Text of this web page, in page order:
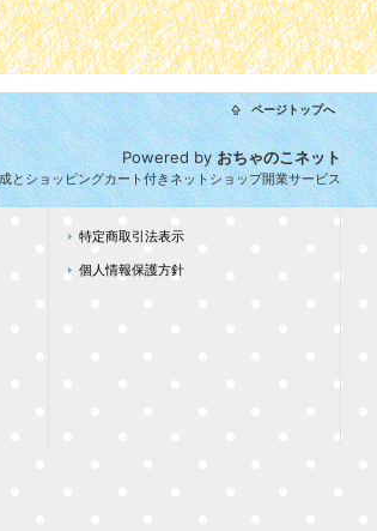
ページトップへ
Powered byおちゃのこネット
とショッピングカート付きネットショップ開業サービス
特定商取引法表示
個人情報保護方針